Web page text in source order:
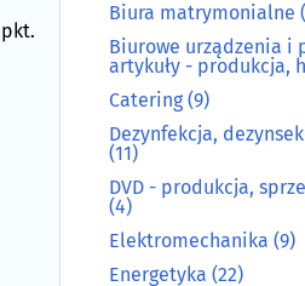
pkt.
Biura matrymonialne
Biurowe urządzenia i
artykuły - produkcja,
Catering(9)
Dezynfekcja,
(11)
DVD - produkcja,
(4)
Elektromechanika (9)
Energetyka (22)